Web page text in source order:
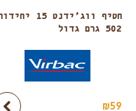
חטיף ווג’ידנט 15
502 גרם גדול
₪59